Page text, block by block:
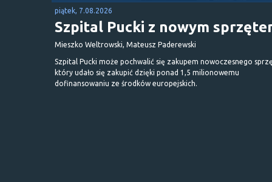
piątek, 7.08.2026
Szpital Pucki z nowym
Mieszko Weltrowski, Mateusz Paderewski
Szpital Pucki może pochwalić się zakupem nowoczesnego
który udało się zakupić dzięki ponad 1,5 milionowemu
dofinansowaniu ze środków europejskich.